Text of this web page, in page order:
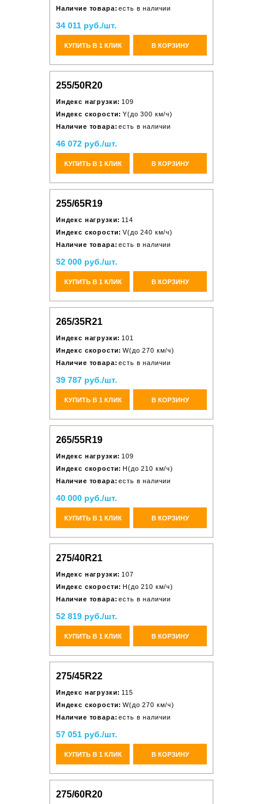
Наличие товара: есть в наличии
34 011 руб./шт.
КУПИТЬ В 1 КЛИК В КОРЗИНУ
255/50R20
Индекс нагрузки: 109
Индекс скорости: Y(до 300 км/ч)
Наличие товара: есть в наличии
46 072 руб./шт.
КУПИТЬ В 1 КЛИК В КОРЗИНУ
255/65R19
Индекс нагрузки: 114
Индекс скорости: V(до 240 км/ч)
Наличие товара: есть в наличии
52 000 руб./шт.
КУПИТЬ В 1 КЛИК В КОРЗИНУ
265/35R21
Индекс нагрузки: 101
Индекс скорости: W(до 270 км/ч)
Наличие товара: есть в наличии
39 787 руб./шт.
КУПИТЬ В 1 КЛИК В КОРЗИНУ
265/55R19
Индекс нагрузки: 109
Индекс скорости: H(до 210 км/ч)
Наличие товара: есть в наличии
40 000 руб./шт.
КУПИТЬ В 1 КЛИК В КОРЗИНУ
275/40R21
Индекс нагрузки: 107
Индекс скорости: H(до 210 км/ч)
Наличие товара: есть в наличии
52 819 руб./шт.
КУПИТЬ В 1 КЛИК В КОРЗИНУ
275/45R22
Индекс нагрузки: 115
Индекс скорости: W(до 270 км/ч)
Наличие товара: есть в наличии
57 051 руб./шт.
КУПИТЬ В 1 КЛИК В КОРЗИНУ
275/60R20